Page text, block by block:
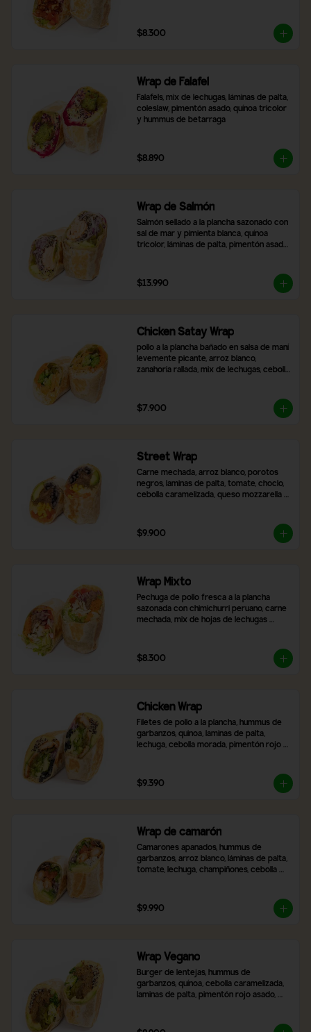
$8.300
Wrap de Falafel
Falafels, mix de lechugas, láminas de palta,
coleslaw, pimentón asado, quínoa tricolor
y hummus de betarraga
$8.890
Wrap de Salmón
Salmón sellado a la plancha sazonado con
sal de mar y pimienta blanca, quínoa
tricolor, láminas de palta, pimentón asado,
$13.990
Chicken Satay Wrap
pollo a la plancha bañado en salsa de maní
levemente picante, arroz blanco,
zanahoria rallada, mix de lechugas, cebolla
$7.900
Street Wrap
Carne mechada, arroz blanco, porotos
negros, laminas de palta, tomate, choclo,
cebolla caramelizada, queso mozzarella y
$9.900
Wrap Mixto
Pechuga de pollo fresca a la plancha
sazonada con chimichurri peruano, carne
mechada, mix de hojas de lechugas
elección.
$8.300
Chicken Wrap
Filetes de pollo a la plancha, hummus de
garbanzos, quinoa, laminas de palta,
lechuga, cebolla morada, pimentón rojo
$9.390
Wrap de camarón
Camarones apanados, hummus de
garbanzos, arroz blanco, láminas de palta,
tomate, lechuga, champiñones, cebolla
$9.990
Wrap Vegano
Burger de lentejas, hummus de
garbanzos, quínoa, cebolla caramelizada,
laminas de palta, pimentón rojo asado,